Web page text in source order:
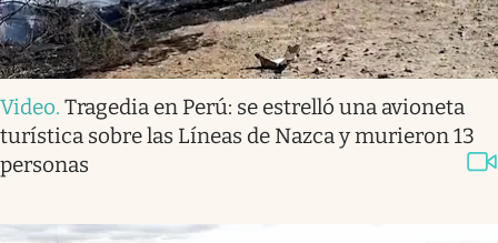
Video. Tragedia en Perú: se estrelló una avioneta
turística sobre las Líneas de Nazca y murieron 13
personas